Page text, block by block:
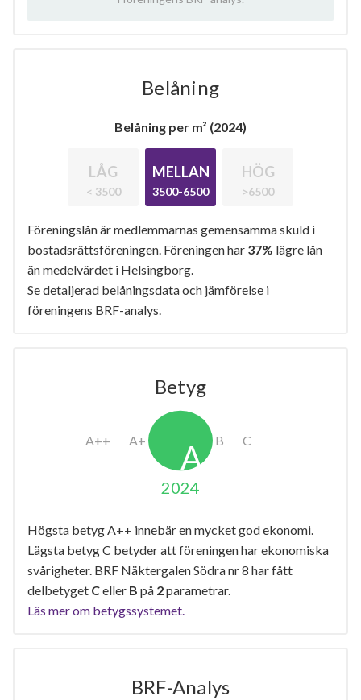
Belåning
Belåning per m² (2024)
LÅG
< 3500
MELLAN
3500-6500
HÖG
>6500
Föreningslån är medlemmarnas gemensamma skuld i
bostadsrättsföreningen. Föreningen har 37% lägre lån
än medelvärdet i Helsingborg.
Se detaljerad belåningsdata och jämförelse i
föreningens BRF-analys.
Betyg
2024
Högsta betyg A++ innebär en mycket god ekonomi.
Lägsta betyg C betyder att föreningen har ekonomiska
svårigheter. BRF Näktergalen Södra nr 8 har fått
delbetyget Celler B på 2parametrar.
Läs mer om betygssystemet.
BRF-Analys